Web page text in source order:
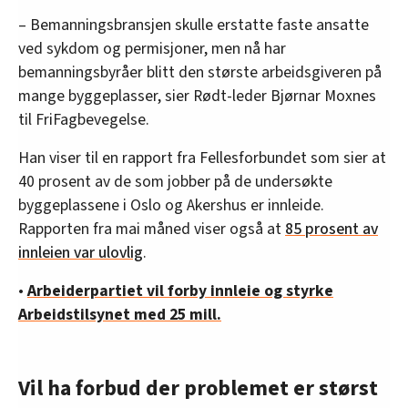
– Bemanningsbransjen skulle erstatte faste ansatte
ved sykdom og permisjoner, men nå har
bemanningsbyråer blitt den største arbeidsgiveren på
mange byggeplasser, sier Rødt-leder Bjørnar Moxnes
til FriFagbevegelse.
Han viser til en rapport fra Fellesforbundet som sier at
40 prosent av de som jobber på de undersøkte
byggeplassene i Oslo og Akershus er innleide.
Rapporten fra mai måned viser også at85 prosent av
innleien var ulovlig.
•Arbeiderpartiet vil forby innleie og styrke
Arbeidstilsynet med 25 mill.
Vil ha forbud der problemet er størst